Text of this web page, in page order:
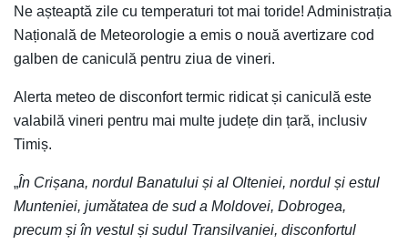
Ne așteaptă zile cu temperaturi tot mai toride! Administrația
Națională de Meteorologie a emis o nouă avertizare cod
galben de caniculă pentru ziua de vineri.
Alerta meteo de disconfort termic ridicat și caniculă este
valabilă vineri pentru mai multe județe din țară, inclusiv
Timiș.
„În Crișana, nordul Banatului și al Olteniei, nordul și estul
Munteniei, jumătatea de sud a Moldovei, Dobrogea,
precum și în vestul și sudul Transilvaniei, disconfortul